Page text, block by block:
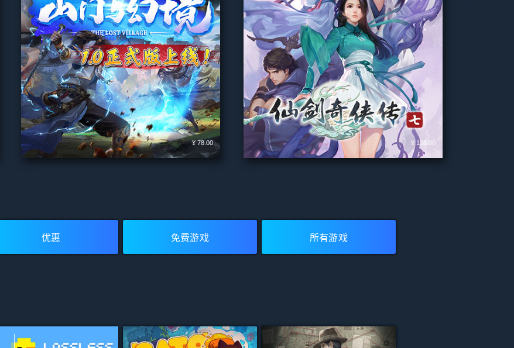
所有评测： 多半好评(6,419)
¥ 78.00
所有评测： 多半好评(15,527)
¥ 128.00
优惠 免费游戏 所有游戏